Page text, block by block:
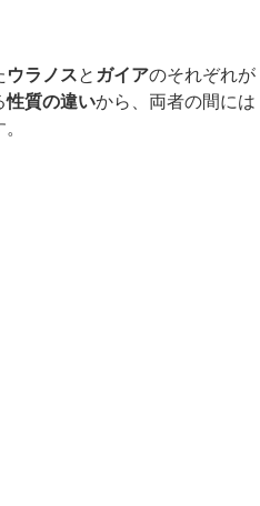
ウラノスと ガイアのそれぞれが
性質の違いから、両者の間には